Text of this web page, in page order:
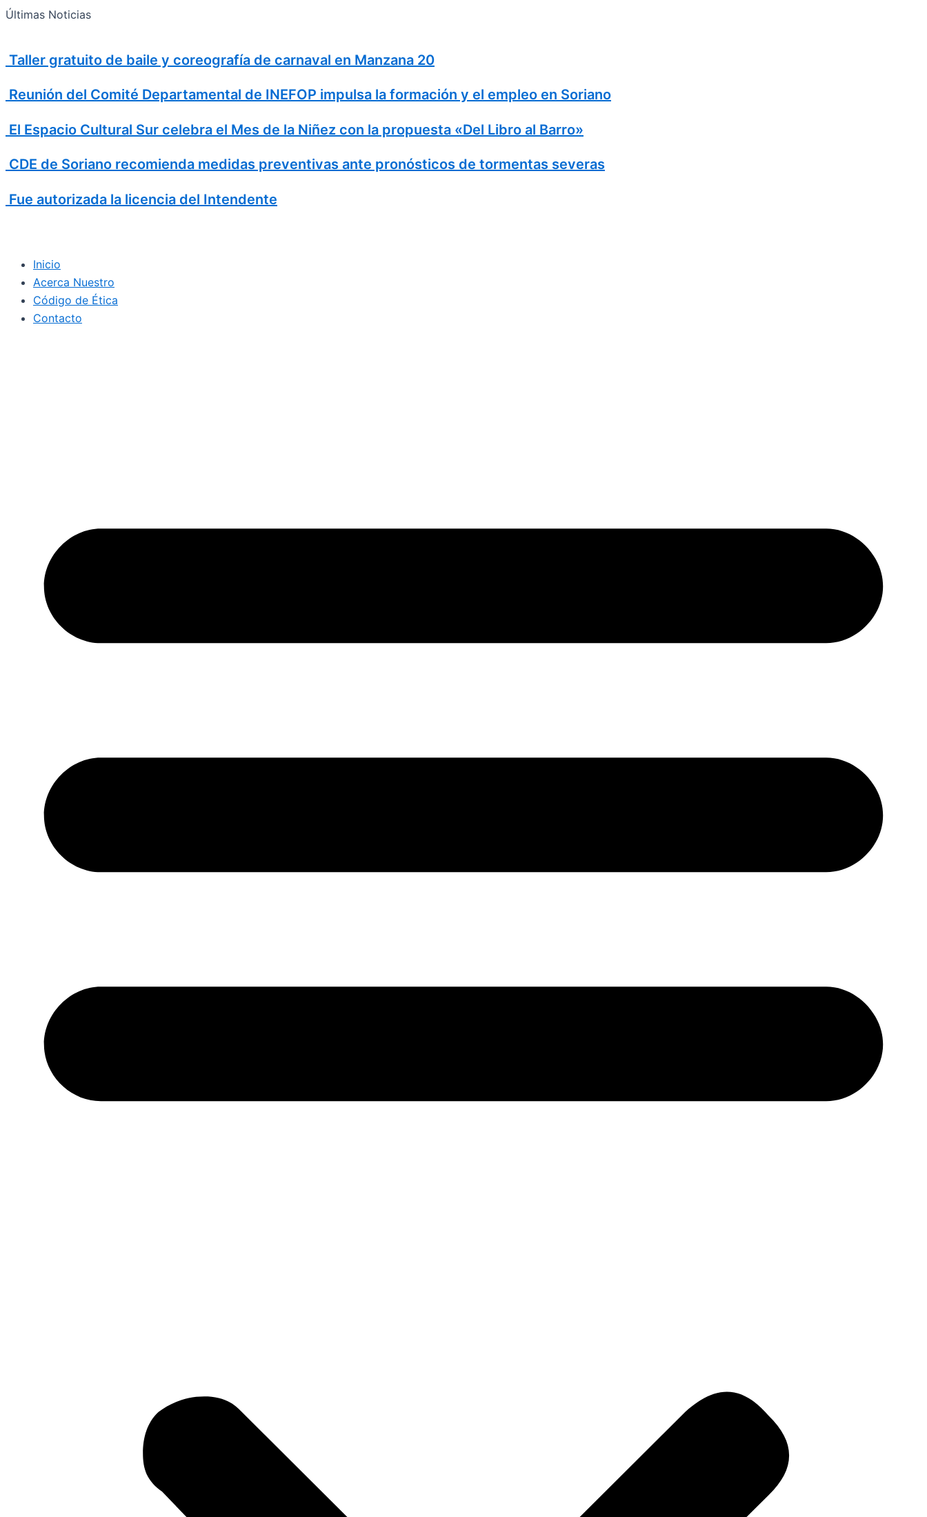
Ir
Últimas Noticias
Taller gratuito de baile y coreografía de carnaval en Manzana 20
Reunión del Comité Departamental de INEFOP impulsa la formación y el empleo en Soriano
El Espacio Cultural Sur celebra el Mes de la Niñez con la propuesta «Del Libro al Barro»
CDE de Soriano recomienda medidas preventivas ante pronósticos de tormentas severas
Fue autorizada la licencia del Intendente
Inicio
Acerca Nuestro
Código de Ética
Contacto
Search